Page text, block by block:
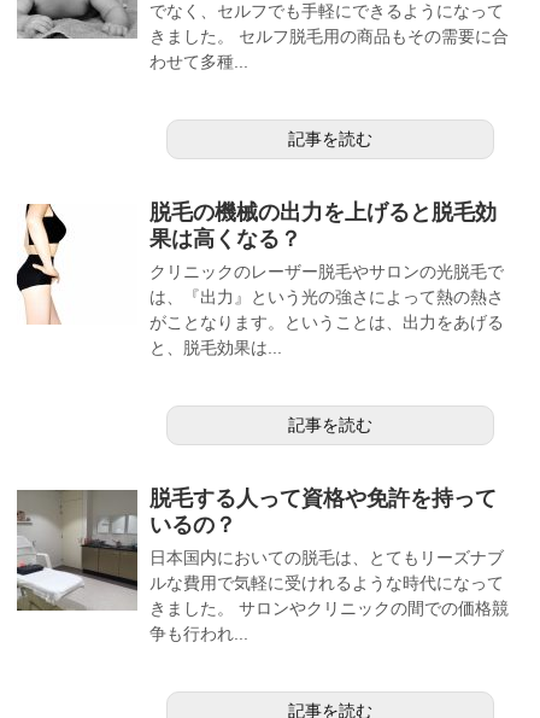
でなく、セルフでも手軽にできるようになって
きました。 セルフ脱毛用の商品もその需要に合
わせて多種...
記事を読む
脱毛の機械の出力を上げると脱毛効
果は高くなる？
クリニックのレーザー脱毛やサロンの光脱毛で
は、『出力』という光の強さによって熱の熱さ
がことなります。ということは、出力をあげる
と、脱毛効果は...
記事を読む
脱毛する人って資格や免許を持って
いるの？
日本国内においての脱毛は、とてもリーズナブ
ルな費用で気軽に受けれるような時代になって
きました。 サロンやクリニックの間での価格競
争も行われ...
記事を読む